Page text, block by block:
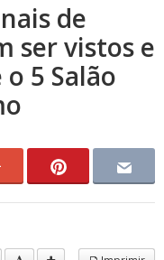
de
ser vistos e
5 Salão